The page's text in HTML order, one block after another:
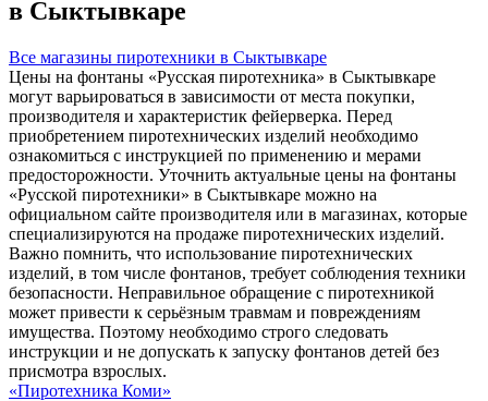
в Сыктывкаре
Все магазины пиротехники в Сыктывкаре
Цены на фонтаны «Русская пиротехника» в Сыктывкаре
могут варьироваться в зависимости от места покупки,
производителя и характеристик фейерверка. Перед
приобретением пиротехнических изделий необходимо
ознакомиться с инструкцией по применению и мерами
предосторожности. Уточнить актуальные цены на фонтаны
«Русской пиротехники» в Сыктывкаре можно на
официальном сайте производителя или в магазинах, которые
специализируются на продаже пиротехнических изделий.
Важно помнить, что использование пиротехнических
изделий, в том числе фонтанов, требует соблюдения техники
безопасности. Неправильное обращение с пиротехникой
может привести к серьёзным травмам и повреждениям
имущества. Поэтому необходимо строго следовать
инструкции и не допускать к запуску фонтанов детей без
присмотра взрослых.
«Пиротехника Коми»